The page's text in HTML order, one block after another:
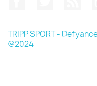
TRIPP SPORT -
@2024